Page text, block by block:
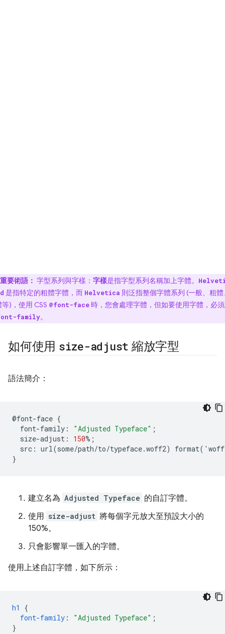
重要術語： 字型系列與字樣： 字樣是指字型系列名稱加上字體。
是指特定的粗體字體，而 Helvetica 則泛指整個字體系列 (一般、粗
)，使用 CSS @font-face時，您會處理字體，但如要使用字體，必
family。
如何使用 size-adjust 縮放字型
語法簡介：
@font-face {
font-family : "Adjusted Typeface" ;
size-adjust : 150% ;
src : url(some/path/to/typeface.woff2) format( '
}
建立名為 Adjusted Typeface 的自訂字體。
使用 size-adjust 將每個字元放大至預設大小的
150%。
只會影響單一匯入的字體。
使用上述自訂字體，如下所示：
h1
{
font-family : "Adjusted Typeface" ;
}